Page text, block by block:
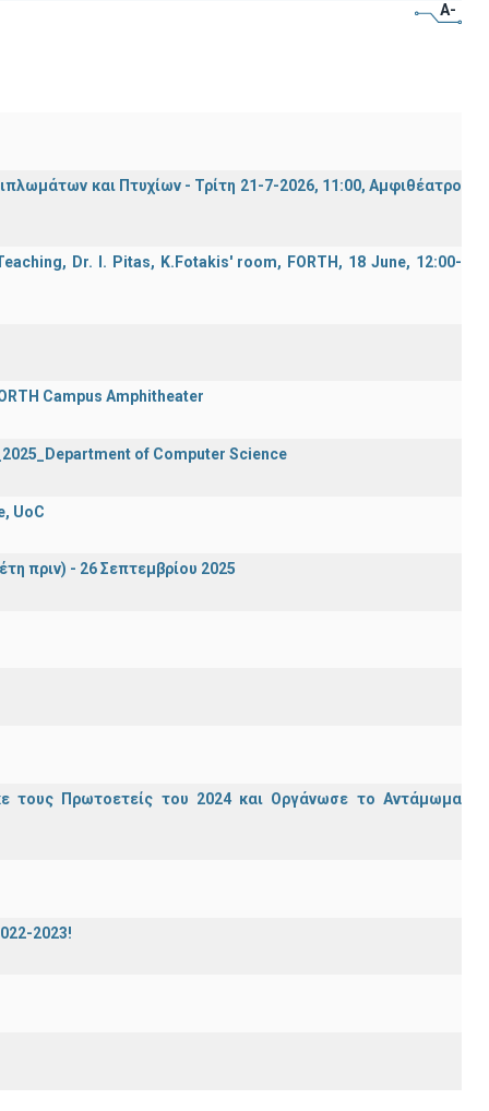
A-
και Πτυχίων - Τρίτη 21-7-2026, 11:00, Αμφιθέατρο
Dr. I. Pitas, K.Fotakis' room, FORTH, 18 June, 12:00-
Campus Amphitheater
of Computer Science
UoC
πριν) - 26 Σεπτεμβρίου 2025
τους Πρωτοετείς του 2024 και Οργάνωσε το Αντάμωμα
2023!